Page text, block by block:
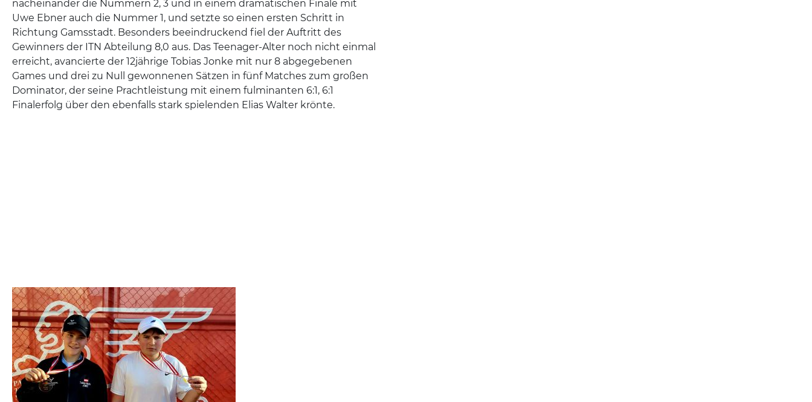
nacheinander die Nummern 2, 3 und in einem dramatischen Finale mit
Uwe Ebner auch die Nummer 1, und setzte so einen ersten Schritt in
Richtung Gamsstadt. Besonders beeindruckend fiel der Auftritt des
Gewinners der ITN Abteilung 8,0 aus. Das Teenager-Alter noch nicht einmal
erreicht, avancierte der 12jährige Tobias Jonke mit nur 8 abgegebenen
Games und drei zu Null gewonnenen Sätzen in fünf Matches zum großen
Dominator, der seine Prachtleistung mit einem fulminanten 6:1, 6:1
Finalerfolg über den ebenfalls stark spielenden Elias Walter krönte.